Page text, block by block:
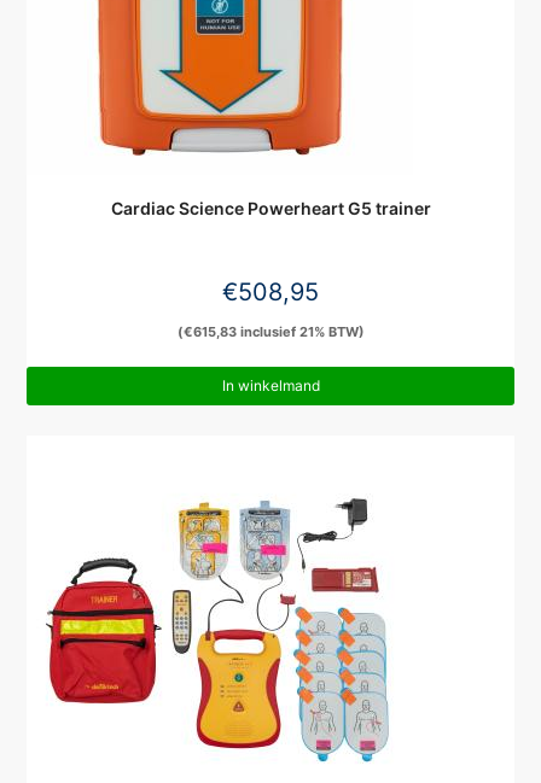
Cardiac Science Powerheart G5 trainer
€508,95
(€615,83inclusief 21% BTW)
In winkelmand